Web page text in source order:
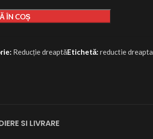
ÎN COȘ
Reducție dreaptăEtichetă: reductie dreapta
SI LIVRARE